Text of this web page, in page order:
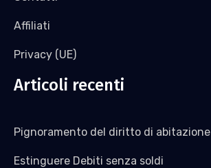
Affiliati
Privacy (UE)
Articoli recenti
Pignoramento del diritto di abitazione
Estinguere Debiti senza soldi